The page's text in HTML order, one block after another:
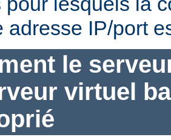
adresse IP/port
le
virtuel